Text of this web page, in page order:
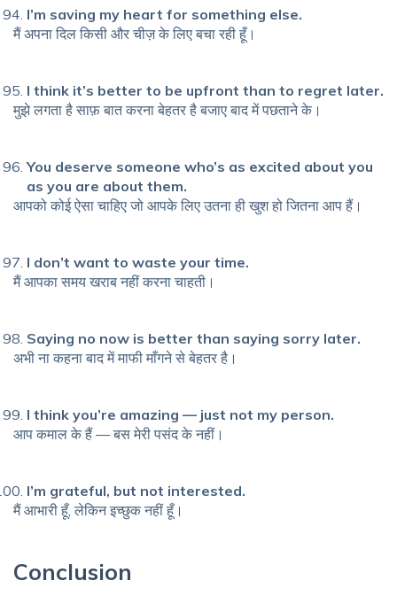
I’m saving my heart for something else.
मैं अपना दिल किसी और चीज़ के लिए बचा रही हूँ।
I think it’s better to be upfront than to regret later.
मुझे लगता है साफ़ बात करना बेहतर है बजाए बाद में पछताने के।
You deserve someone who’s as excited about you
as you are about them.
आपको कोई ऐसा चाहिए जो आपके लिए उतना ही खुश हो जितना आप हैं।
I don’t want to waste your time.
मैं आपका समय खराब नहीं करना चाहती।
Saying no now is better than saying sorry later.
अभी ना कहना बाद में माफी माँगने से बेहतर है।
I think you’re amazing — just not my person.
आप कमाल के हैं — बस मेरी पसंद के नहीं।
I’m grateful, but not interested.
मैं आभारी हूँ, लेकिन इच्छुक नहीं हूँ।
Conclusion